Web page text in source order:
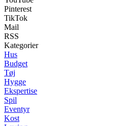
Pinterest
TikTok
Mail
RSS
Kategorier
Hus
Budget
Tøj
Hygge
Ekspertise
Spil
Eventyr
Kost